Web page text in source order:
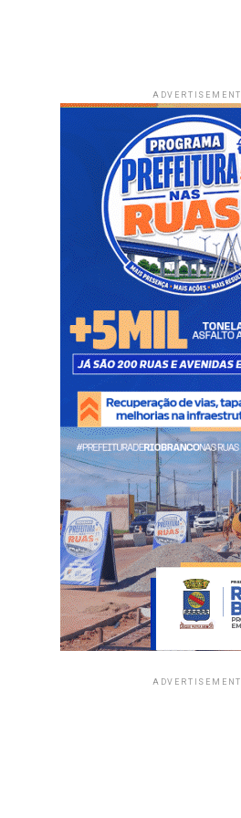
ADVERTISEMENT
ADVERTISEMENT